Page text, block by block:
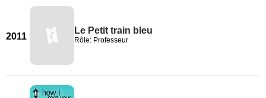
2011
Le Petit train bleu
Rôle: Professeur